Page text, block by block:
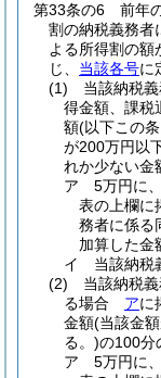
第33条の6
前年
割の納税義務者
よる所得割の額
じ、 当該各号に
(1)
当該納税
得金額、課税
額(以下この
が200万円以
れか少ない金
ア
5万円に
表の上欄に
務者に係る
加算した金
イ
当該納税
(2)
当該納税
る場合 アに
金額(当該金
る。)の100分
ア
5万円に